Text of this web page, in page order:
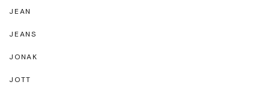
JEAN
JEANS
JONAK
JOTT